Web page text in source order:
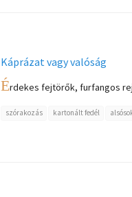
Káprázat vagy valóság
Érdekes fejtörők, furfangos
szórakozás kartonált fedél